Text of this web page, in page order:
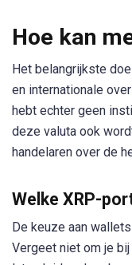
Hoe kan
Het belangrijkste
en internationale
hebt echter geen
deze valuta ook
handelaren over de
Welke XRP-
De keuze aan
Vergeet niet om je